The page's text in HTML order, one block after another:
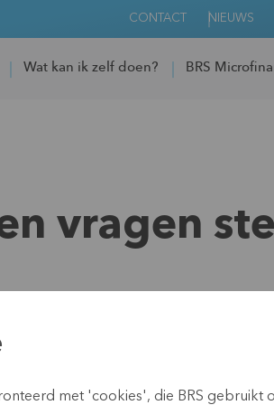
CONTACT NIEUWS
Wat kan ik zelf doen? BRS
vragen
Vastmanswerkt al bijna 30 jaar voor
met 'cookies', die BRS gebruikt